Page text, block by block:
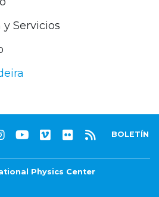
Servicios
BOLETÍN
Physics Center